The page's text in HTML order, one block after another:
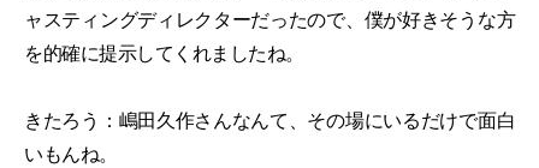
ャスティングディレクターだったので、僕が好きそうな方
を的確に提示してくれましたね。
きたろう：嶋田久作さんなんて、その場にいるだけで面白
いもんね。